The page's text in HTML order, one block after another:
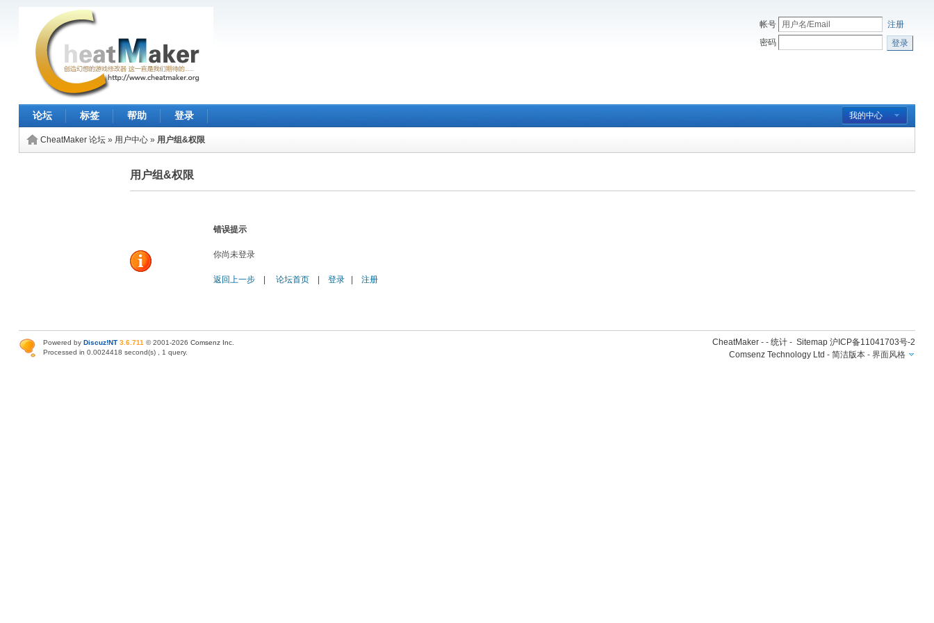
帐号
注册
密码
登录
我的中心
论坛 标签 帮助 登录
CheatMaker 论坛» 用户中心» 用户组&权限
用户组&权限
错误提示
你尚未登录
返回上一步| 论坛首页| 登录| 注册
CheatMaker - -统计 -Sitemap 沪ICP备11041703号-2
Comsenz Technology Ltd -简洁版本 -界面风格
Powered by Discuz!NT 3.6.711 © 2001-2026 Comsenz Inc.
Processed in 0.0024418 second(s) , 1 query.